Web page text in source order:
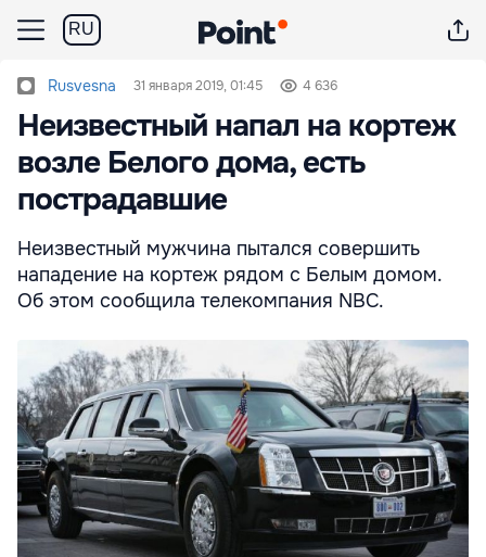
RU
Rusvesna 31 января 2019, 01:45 4 636
Неизвестный напал на кортеж
возле Белого дома, есть
пострадавшие
Неизвестный мужчина пытался совершить
нападение на кортеж рядом с Белым домом.
Об этом сообщила телекомпания NBC.